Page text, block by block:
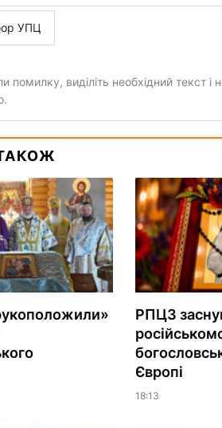
УПЦ
помилку, виділіть необхідний текст і
РПЦЗ
Європі
18:13